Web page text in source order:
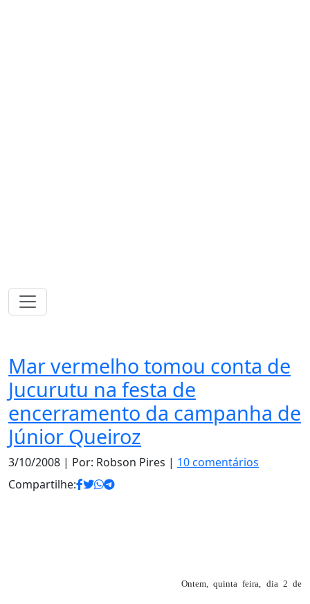
Mar vermelho tomou conta de
Jucurutu na festa de
encerramento da campanha de
Júnior Queiroz
3/10/2008 | Por: Robson Pires | 10 comentários
Compartilhe:
Ontem, quinta feira, dia 2 de